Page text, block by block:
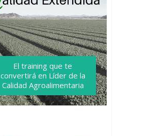
El training que te
convertirá en Líder de la
Calidad Agroalimentaria